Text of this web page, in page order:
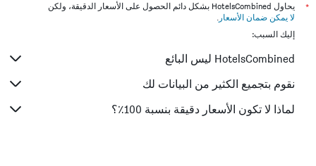
*
يحاول HotelsCombined بشكل دائم الحصول على الأسعار الدقيقة، ولكن
لا يمكن ضمان الأسعار .
إليك السبب:
HotelsCombined ليس البائع
نقوم بتجميع الكثير من البيانات لك
لماذا لا تكون الأسعار دقيقة بنسبة 100٪؟